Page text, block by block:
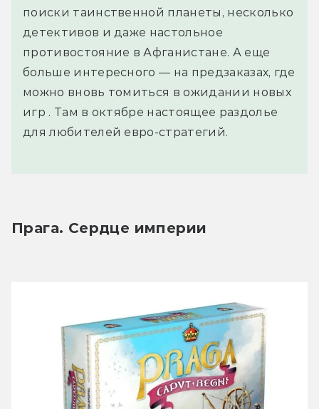
поиски таинственной планеты, несколько
детективов и даже настольное
противостояние в Афганистане. А еще
больше интересного — на предзаказах, где
можно вновь томиться в ожидании новых
игр . Там в октябре настоящее раздолье
для любителей евро-стратегий.
Прага. Сердце империи